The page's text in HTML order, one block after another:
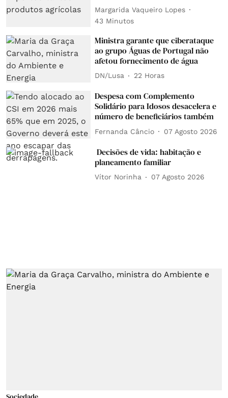
Margarida Vaqueiro Lopes
43 Minutos
Ministra garante que ciberataque
ao grupo Águas de Portugal não
afetou fornecimento de água
DN/Lusa 22 Horas
Despesa com Complemento
Solidário para Idosos desacelera e
número de beneficiários também
Fernanda Câncio 07 Agosto 2026
Decisões de vida: habitação e
planeamento familiar
Vítor Norinha 07 Agosto 2026